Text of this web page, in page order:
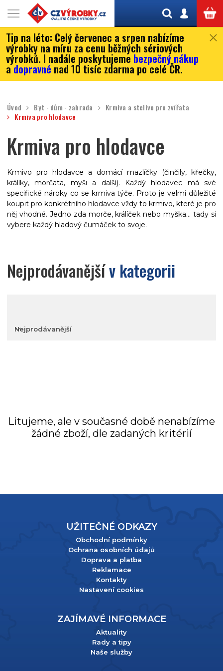
Tip na léto: Celý červenec a srpen nabízíme
výrobky na míru za cenu běžných sériových
výrobků. I nadále poskytujeme bezpečný nákup
adopravné nad 10 tisíc zdarma po celé ČR.
Úvod Byt - dům - zahrada
Krmiva a stelivo pro zvířata
Krmiva pro hlodavce
Krmiva pro hlodavce
Krmivo pro hlodavce a domácí mazlíčky (činčily, křečky,
králíky, morčata, myši a další). Každý hlodavec má své
specifické nároky co se krmiva týče. Proto je velmi důležité
koupit pro konkrétního hlodavce vždy to krmivo, které je pro
něj vhodné. Jedno zda morče, králíček nebo myška... tady si
vybere každý hladový čumáček to svoje.
Nejprodávanějšív kategorii
Nejprodávanější
Litujeme, ale v současné době nenabízíme
žádné zboží, dle zadaných kritérií
UŽITEČNÉ ODKAZY
Obchodní podmínky
Ochrana osobních údajů
Doprava a platba
Reklamace
Kontakty
Nastavení cookies
ZAJÍMAVÉ INFORMACE
Aktuality
Rady a tipy
Naše služby